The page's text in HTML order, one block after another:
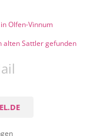
Olfen-Vinnum
alten Sattler gefunden